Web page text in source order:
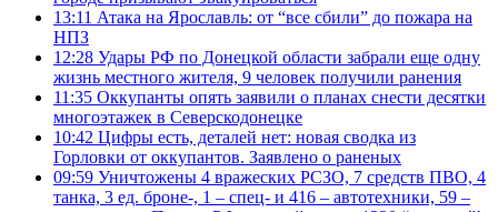
13:11 Атака на Ярославль: от “все сбили” до пожара на
НПЗ
12:28 Удары РФ по Донецкой области забрали еще одну
жизнь местного жителя, 9 человек получили ранения
11:35 Оккупанты опять заявили о планах снести десятки
многоэтажек в Северскодонецке
10:42 Цифры есть, деталей нет: новая сводка из
Горловки от оккупантов. Заявлено о раненых
09:59 Уничтожены 4 вражеских РСЗО, 7 средств ПВО, 4
танка, 3 ед. броне-, 1 – спец- и 416 – автотехники, 59 –